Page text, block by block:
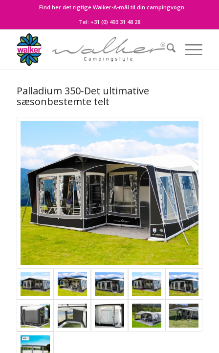
Find her det rigtige Walker-A-mål til din campingvogn
Tel: +31 (0) 493 31 48 28
Palladium 350-Det ultimative
sæsonbestemte telt